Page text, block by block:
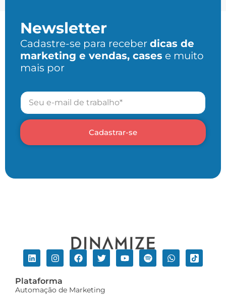
Newsletter
Cadastre-se para receber dicas de
marketing e vendas, cases e muito
mais por
Cadastrar-se
Plataforma
Automação de Marketing